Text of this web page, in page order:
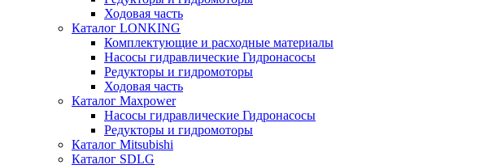
Ходовая часть
Каталог LONKING
Комплектующие и расходные материалы
Насосы гидравлические Гидронасосы
Редукторы и гидромоторы
Ходовая часть
Каталог Maxpower
Насосы гидравлические Гидронасосы
Редукторы и гидромоторы
Каталог Mitsubishi
Каталог SDLG